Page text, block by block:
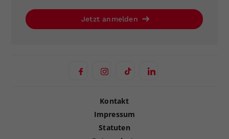
Jetzt anmelden
Kontakt
Impressum
Statuten